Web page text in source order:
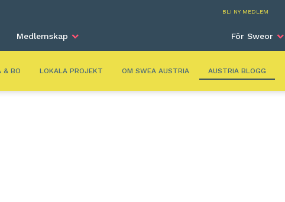
BLI NY MEDLEM
Medlemskap För Sweor
& BO LOKALA PROJEKT OM SWEA AUSTRIA AUSTRIA BLOGG